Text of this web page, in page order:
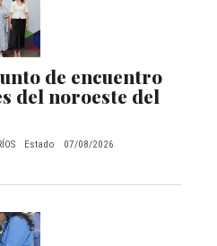
de encuentro
del noroeste del
Estado 07/08/2026